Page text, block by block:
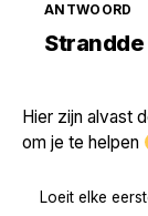
ANTWOORD
Strandde
Hier zijn alvast
om je te helpen
Loeit elke